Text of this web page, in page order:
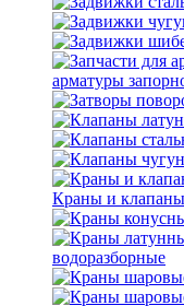
арматуры
Краны и
водоразборные